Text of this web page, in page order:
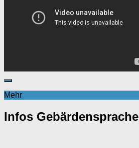
Mehr
Infos Gebärdensprache